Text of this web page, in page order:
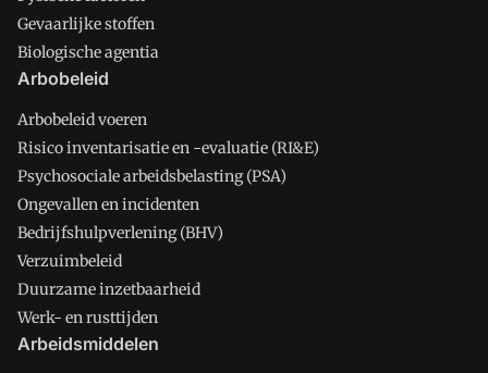
Gevaarlijke stoffen
Biologische agentia
Arbobeleid
Arbobeleid voeren
Risico inventarisatie en -evaluatie (RI&E)
Psychosociale arbeidsbelasting (PSA)
Ongevallen en incidenten
Bedrijfshulpverlening (BHV)
Verzuimbeleid
Duurzame inzetbaarheid
Werk- en rusttijden
Arbeidsmiddelen